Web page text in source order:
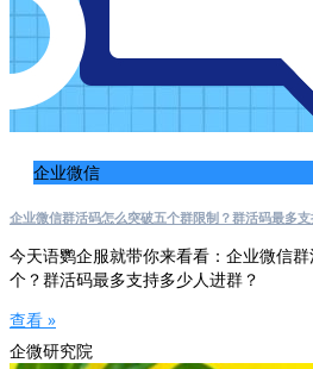
企业微信
企业微信群活码怎么突破五个群限制？群活码最多
今天语鹦企服就带你来看看：企业微信
个？群活码最多支持多少人进群？
查看 »
企微研究院